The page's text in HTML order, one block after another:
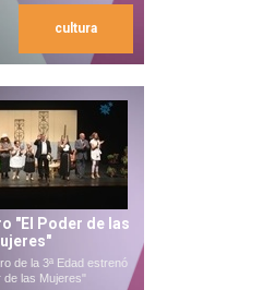
cultura
"El Poder de las
de la 3ª Edad estrenó
de las Mujeres"